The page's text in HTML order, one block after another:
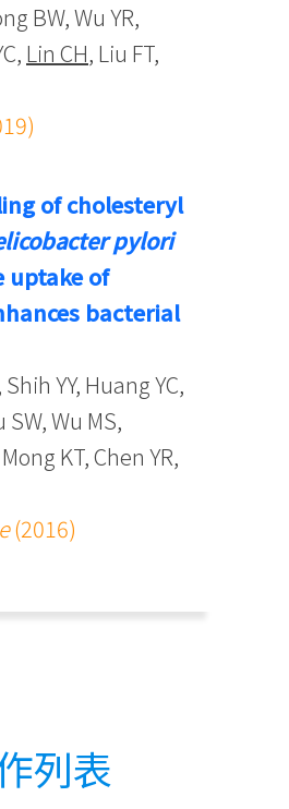
BW, Wu YR,
Lin CH, Liu FT,
of cholesteryl
pylori
uptake of
bacterial
YY, Huang YC,
Wu MS,
KT, Chen YR,
(2016)
列表